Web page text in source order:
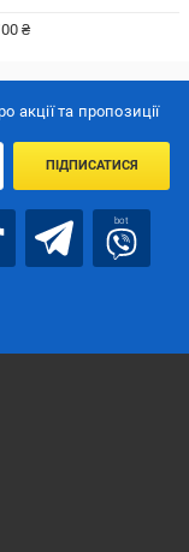
₴
та пропозиції
ПІДПИСАТИСЯ
bot